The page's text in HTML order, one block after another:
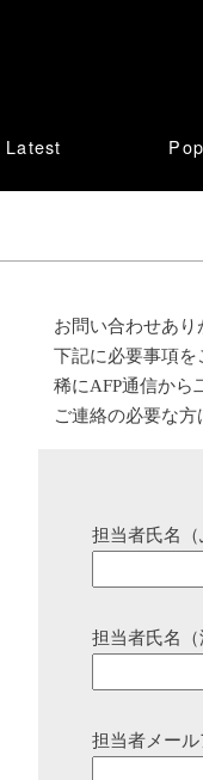
Latest
お問い合わせあり
下記に必要事項
稀にAFP通信から
ご連絡の必要な
担当者氏名（
担当者氏名（
担当者メール